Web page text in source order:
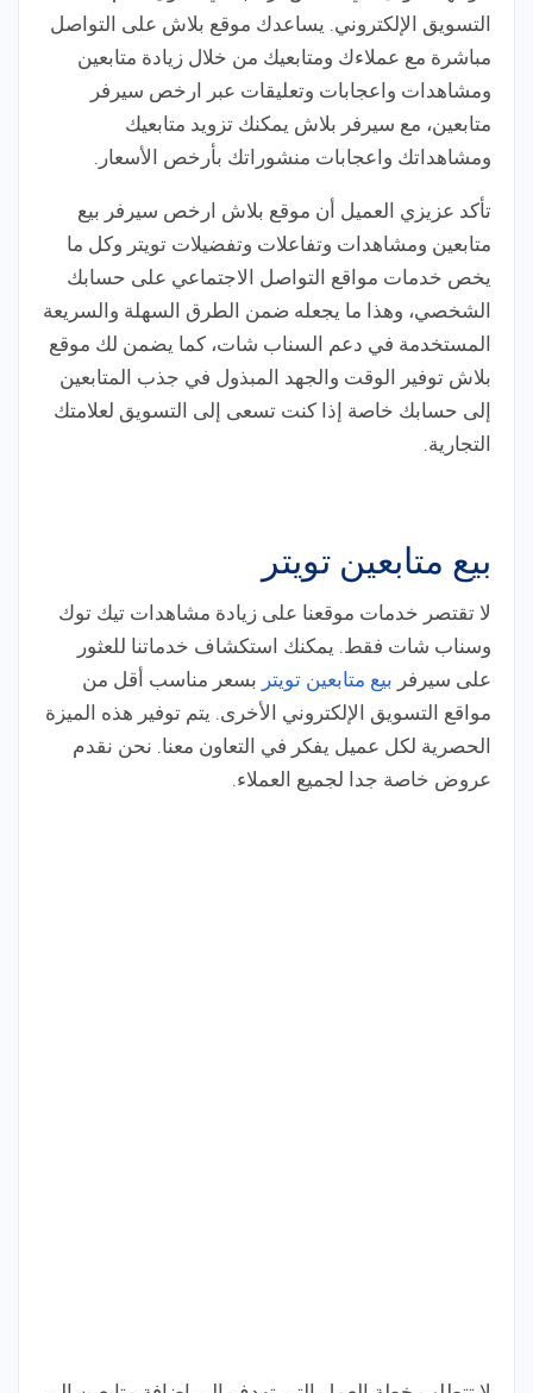
التسويق الإلكتروني. يساعدك موقع بلاش على التواصل
مباشرة مع عملاءك ومتابعيك من خلال زيادة متابعين
ومشاهدات واعجابات وتعليقات عبر ارخص سيرفر
متابعين، مع سيرفر بلاش يمكنك تزويد متابعيك
ومشاهداتك واعجابات منشوراتك بأرخص الأسعار.
تأكد عزيزي العميل أن موقع بلاش ارخص سيرفر بيع
متابعين ومشاهدات وتفاعلات وتفضيلات تويتر وكل ما
يخص خدمات مواقع التواصل الاجتماعي على حسابك
الشخصي، وهذا ما يجعله ضمن الطرق السهلة والسريعة
المستخدمة في دعم السناب شات، كما يضمن لك موقع
بلاش توفير الوقت والجهد المبذول في جذب المتابعين
إلى حسابك خاصة إذا كنت تسعى إلى التسويق لعلامتك
التجارية.
بيع متابعين تويتر
لا تقتصر خدمات موقعنا على زيادة مشاهدات تيك توك
وسناب شات فقط. يمكنك استكشاف خدماتنا للعثور
على سيرفر بيع متابعين تويتر بسعر مناسب أقل من
مواقع التسويق الإلكتروني الأخرى. يتم توفير هذه الميزة
الحصرية لكل عميل يفكر في التعاون معنا. نحن نقدم
عروض خاصة جدا لجميع العملاء.